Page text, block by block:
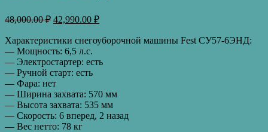
48,000.00₽ 42,990.00 ₽
Характеристики снегоуборочной машины Fest СУ57-6ЭНД:
— Мощность: 6,5 л.с.
— Электростартер: есть
— Ручной старт: есть
— Фара: нет
— Ширина захвата: 570 мм
— Высота захвата: 535 мм
— Скорость: 6 вперед, 2 назад
— Вес нетто: 78 кг